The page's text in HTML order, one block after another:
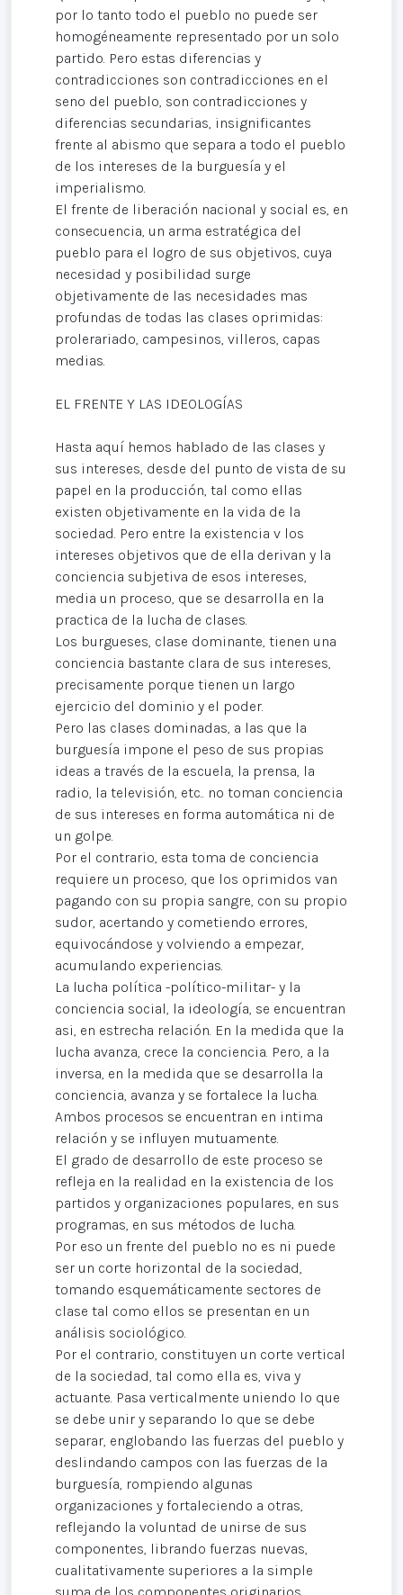
por lo tanto todo el pueblo no puede ser
homogéneamente representado por un solo
partido. Pero estas diferencias y
contradicciones son contradicciones en el
seno del pueblo, son contradicciones y
diferencias secundarias, insignificantes
frente al abismo que separa a todo el pueblo
de los intereses de la burguesía y el
imperialismo.
El frente de liberación nacional y social es, en
consecuencia, un arma estratégica del
pueblo para el logro de sus objetivos, cuya
necesidad y posibilidad surge
objetivamente de las necesidades mas
profundas de todas las clases oprimidas:
prolerariado, campesinos, villeros, capas
medias.
EL FRENTE Y LAS IDEOLOGÍAS
Hasta aquí hemos hablado de las clases y
sus intereses, desde del punto de vista de su
papel en la producción, tal como ellas
existen objetivamente en la vida de la
sociedad. Pero entre la existencia v los
intereses objetivos que de ella derivan y la
conciencia subjetiva de esos intereses,
media un proceso, que se desarrolla en la
practica de la lucha de clases.
Los burgueses, clase dominante, tienen una
conciencia bastante clara de sus intereses,
precisamente porque tienen un largo
ejercicio del dominio y el poder.
Pero las clases dominadas, a las que la
burguesía impone el peso de sus propias
ideas a través de la escuela, la prensa, la
radio, la televisión, etc.. no toman conciencia
de sus intereses en forma automática ni de
un golpe.
Por el contrario, esta toma de conciencia
requiere un proceso, que los oprimidos van
pagando con su propia sangre, con su propio
sudor, acertando y cometiendo errores,
equivocándose y volviendo a empezar,
acumulando experiencias.
La lucha política -político-militar- y la
conciencia social, la ideología, se encuentran
asi, en estrecha relación. En la medida que la
lucha avanza, crece la conciencia. Pero, a la
inversa, en la medida que se desarrolla la
conciencia, avanza y se fortalece la lucha.
Ambos procesos se encuentran en intima
relación y se influyen mutuamente.
El grado de desarrollo de este proceso se
refleja en la realidad en la existencia de los
partidos y organizaciones populares, en sus
programas, en sus métodos de lucha.
Por eso un frente del pueblo no es ni puede
ser un corte horizontal de la sociedad,
tomando esquemáticamente sectores de
clase tal como ellos se presentan en un
análisis sociológico.
Por el contrario, constituyen un corte vertical
de la sociedad, tal como ella es, viva y
actuante. Pasa verticalmente uniendo lo que
se debe unir y separando lo que se debe
separar, englobando las fuerzas del pueblo y
deslindando campos con las fuerzas de la
burguesía, rompiendo algunas
organizaciones y fortaleciendo a otras,
reflejando la voluntad de unirse de sus
componentes, librando fuerzas nuevas,
cualitativamente superiores a la simple